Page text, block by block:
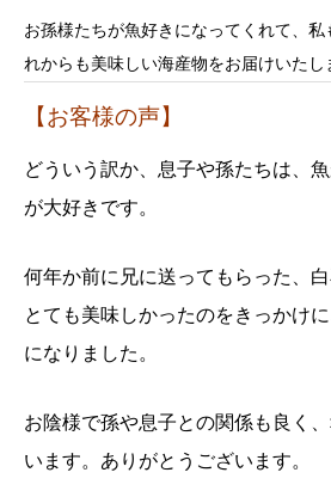
お孫様たちが魚好きになってくれて、私
れからも美味しい海産物をお届けいたし
【お客様の声】
どういう訳か、息子や孫たちは、
が大好きです。
何年か前に兄に送ってもらった、白
とても美味しかったのをきっかけ
になりました。
お陰様で孫や息子との関係も良く
います。ありがとうございます。